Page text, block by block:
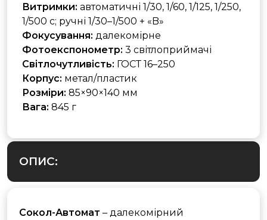
Витримки: автоматичні 1/30, 1/60, 1/125, 1/250,
1/500 с; ручні 1/30–1/500 + «B»
Фокусування: далекомірне
Фотоекспонометр: 3 світлоприймачі
Світлочутливість: ГОСТ 16–250
Корпус: метал/пластик
Розміри: 85×90×140 мм
Вага: 845 г
ОПИС:
Сокол-Автомат– далекомірний